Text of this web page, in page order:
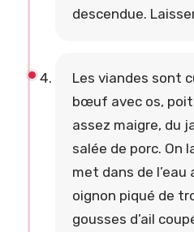
descendue.
Les viandes sont
bœuf avec os,
assez maigre, du
salée de porc. On
met dans de l’eau
oignon piqué de
gousses d’ail